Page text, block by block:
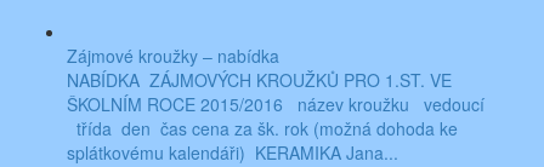
Zájmové kroužky – nabídka
NABÍDKA ZÁJMOVÝCH KROUŽKŮ PRO 1.ST. VE
ŠKOLNÍM ROCE 2015/2016 název kroužku vedoucí
třída den čas cena za šk. rok (možná dohoda ke
splátkovému kalendáři) KERAMIKA Jana...